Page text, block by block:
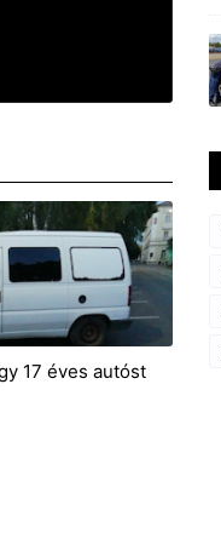
17 éves autóst